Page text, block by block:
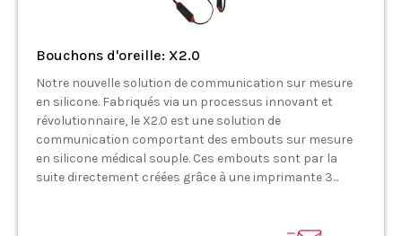
Bouchons d'oreille: X2.0
Notre nouvelle solution de communication sur mesure
en silicone. Fabriqués via un processus innovant et
révolutionnaire, le X2.0 est une solution de
communication comportant des embouts sur mesure
en silicone médical souple. Ces embouts sont par la
suite directement créées grâce à une imprimante 3...